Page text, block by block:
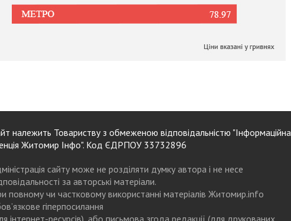
належить Товариству з обмеженою відповідальністю "Інформаційна
Житомир Інфо". Код ЄДРПОУ 33732896
сайту може не розділяти думку автора і не несе
за авторські матеріали.
повному чи частковому використанні матеріалів Житомир.info
гіперпосилання
інтернет-ресурсів), або письмова згода редакції (для друкованих